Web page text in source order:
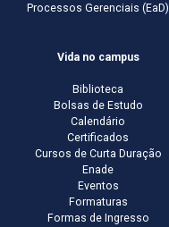
Processos Gerenciais (EaD)
Vida no campus
Biblioteca
Bolsas de Estudo
Calendário
Certificados
Cursos de Curta Duração
Enade
Eventos
Formaturas
Formas de Ingresso